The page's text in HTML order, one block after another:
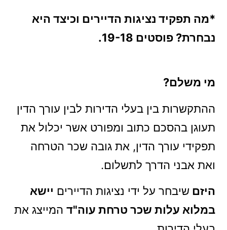
*מה תפקיד נציגות הדיירים וכיצד היא
נבחרת? פוסטים 19-18.
מי משלם?
ההתקשרות בין בעלי הדירות לבין עורך הדין
תעוגן בהסכם כתוב ומפורט אשר יכלול את
תפקידי עורך הדין, את גובה שכר הטרחה
ואת אבני הדרך לתשלום.
היזם שיבחר על ידי נציגות הדיירים יישא
במלוא עלות שכר טרחת עוה"ד המייצג את